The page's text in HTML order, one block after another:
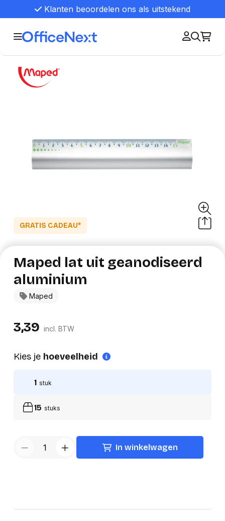
Klanten beoordelen ons als uitstekend
GRATIS CADEAU*
Maped
Maped lat uit geanodiseerd
aluminium
3,39 incl. BTW
Kies je hoeveelheid
1 stuk
15 stuks
In winkelwagen